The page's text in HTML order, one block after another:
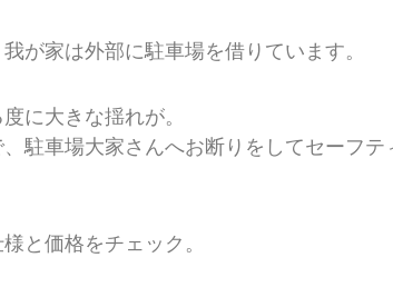
が家は外部に駐車場を借りています。
に大きな揺れが。
駐車場大家さんへお断りをしてセーフテ
と価格をチェック。